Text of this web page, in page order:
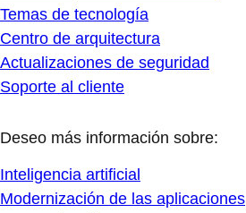
Temas de tecnología
Centro de arquitectura
Actualizaciones de seguridad
Soporte al cliente
Deseo más información sobre:
Inteligencia artificial
Modernización de las aplicaciones